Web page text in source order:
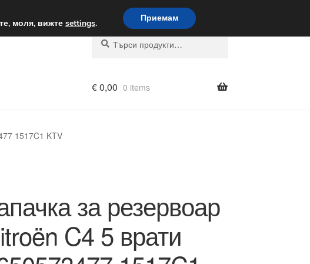
Доставка по целия свят
Търсене
Търсене
€0,00 0 items
1517C1 KTV
за резервоар
C4 5 врати
моля, вижте settings. Приемам